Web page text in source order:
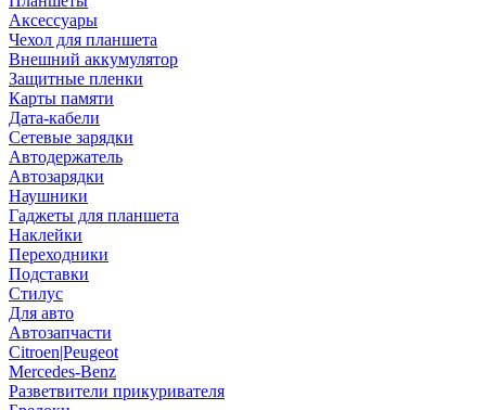
Аксессуары
Чехол для планшета
Внешний аккумулятор
Защитные пленки
Карты памяти
Дата-кабели
Сетевые зарядки
Автодержатель
Автозарядки
Наушники
Гаджеты для планшета
Наклейки
Переходники
Подставки
Стилус
Для авто
Автозапчасти
Citroen|Peugeot
Mercedes-Benz
Разветвители прикуривателя